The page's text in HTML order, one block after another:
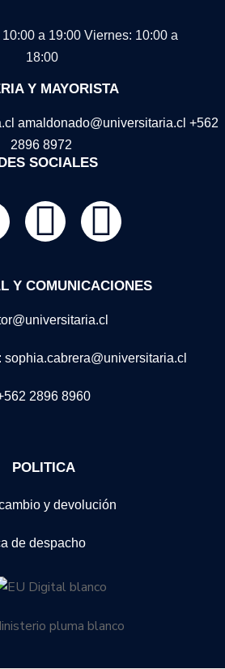
a 19:00 Viernes: 10:00 a
18:00
Y MAYORISTA
amaldonado@universitaria.cl +562
2896 8972
SOCIALES
Y COMUNICACIONES
2896 8960
POLITICA
y devolución
de despacho